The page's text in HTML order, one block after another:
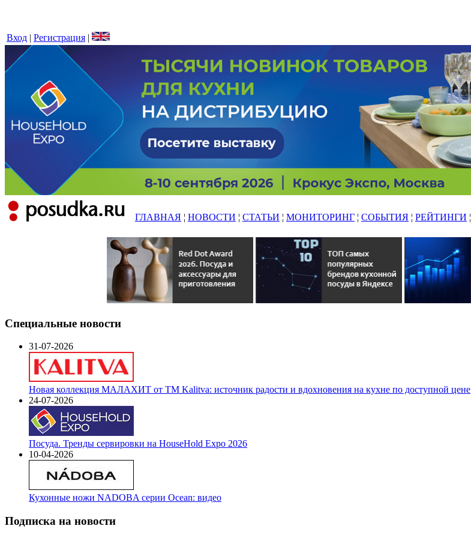
Вход | Регистрация |
ГЛАВНАЯ ¦ НОВОСТИ ¦ СТАТЬИ ¦ МОНИТОРИНГ ¦ СОБЫТИЯ ¦ РЕЙТИНГИ ¦
Специальные новости
31-07-2026
Новая коллекция МАЛАХИТ от ТМ Kalitva: источник радости и вдохновения на кухне по доступной цене
24-07-2026
Посуда. Тренды сервировки на HouseHold Expo 2026
10-04-2026
Кухонные ножи NADOBA серии Ocean: видео
Подписка на новости